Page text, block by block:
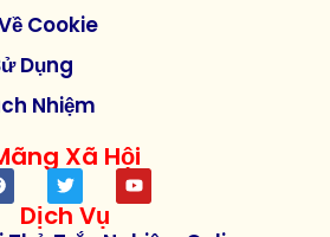
Cookie
Dụng
Nhiệm
Xã Hội
Dịch Vụ